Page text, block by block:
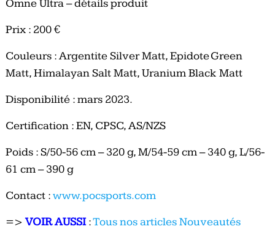
Omne Ultra – détails produit
Prix : 200 €
Couleurs : Argentite Silver Matt, Epidote Green
Matt, Himalayan Salt Matt, Uranium Black Matt
Disponibilité : mars 2023.
Certification : EN, CPSC, AS/NZS
Poids : S/50-56 cm – 320 g, M/54-59 cm – 340 g, L/56-
61 cm – 390 g
Contact : ​www.pocsports.com
=>VOIR AUSSI:Tous nos articles Nouveautés